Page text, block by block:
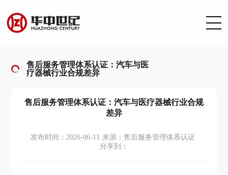
售后服务管理体系认证：汽车与医
疗器械行业合规差异
售后服务管理体系认证：汽车与医疗器械行业合规
差异
发布时间：2026-06-11 来源：售后服务管理体系认证
分享到：